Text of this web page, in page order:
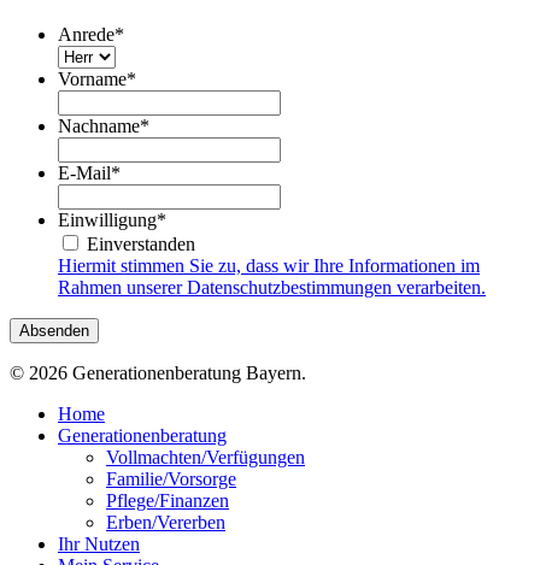
Anrede*
Vorname*
Nachname*
E-Mail*
Einwilligung*
Einverstanden
Hiermit stimmen Sie zu, dass wir Ihre Informationen im
Rahmen unserer Datenschutzbestimmungen verarbeiten.
© 2026 Generationenberatung Bayern.
Close
Menu
Home
Generationenberatung
Vollmachten/Verfügungen
Familie/Vorsorge
Pflege/Finanzen
Erben/Vererben
Ihr Nutzen